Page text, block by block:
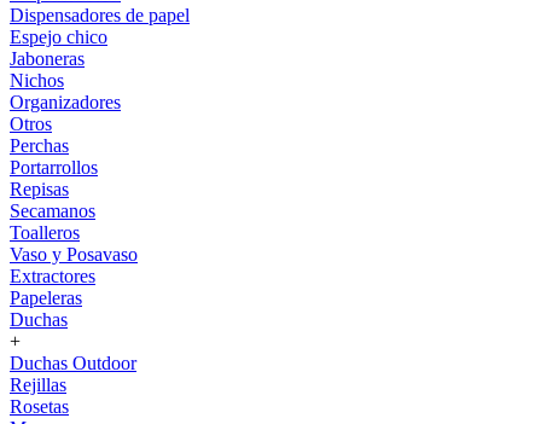
Dispensadores de papel
Espejo chico
Jaboneras
Nichos
Organizadores
Otros
Perchas
Portarrollos
Repisas
Secamanos
Toalleros
Vaso y Posavaso
Extractores
Papeleras
Duchas
+
Duchas Outdoor
Rejillas
Rosetas